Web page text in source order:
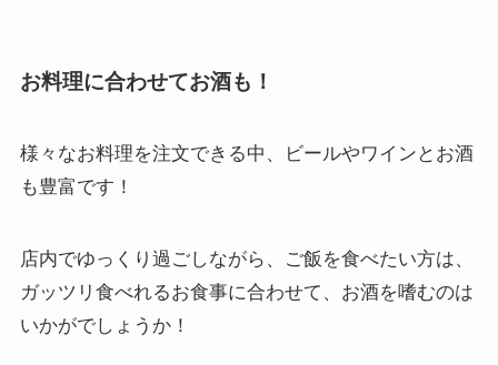
お料理に合わせてお酒も！
様々なお料理を注文できる中、ビールやワインとお酒
も豊富です！
店内でゆっくり過ごしながら、ご飯を食べたい方は、
ガッツリ食べれるお食事に合わせて、お酒を嗜むのは
いかがでしょうか！